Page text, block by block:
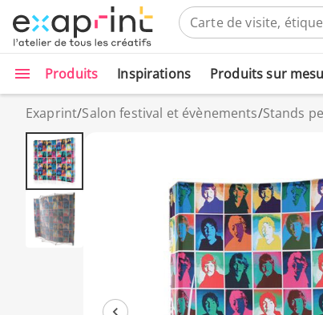
Produits Inspirations Produits sur
Exaprint/Salon festival et évènements/Stands